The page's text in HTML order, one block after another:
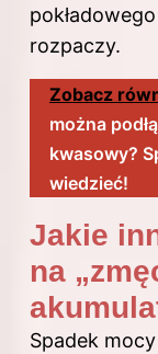
rozpaczy.
Zobacz
można
kwasowy?
wiedzieć!
Jakie
na
Spadek